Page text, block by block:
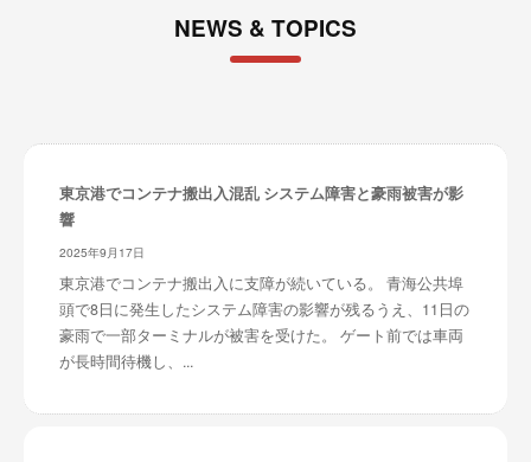
NEWS & TOPICS
東京港でコンテナ搬出入混乱 システム障害と豪雨被害が影
響
2025年9月17日
東京港でコンテナ搬出入に支障が続いている。 青海公共埠
頭で8日に発生したシステム障害の影響が残るうえ、11日の
豪雨で一部ターミナルが被害を受けた。 ゲート前では車両
が長時間待機し、...